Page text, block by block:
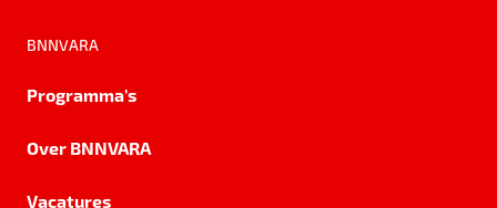
BNNVARA
Programma's
Over BNNVARA
Vacatures